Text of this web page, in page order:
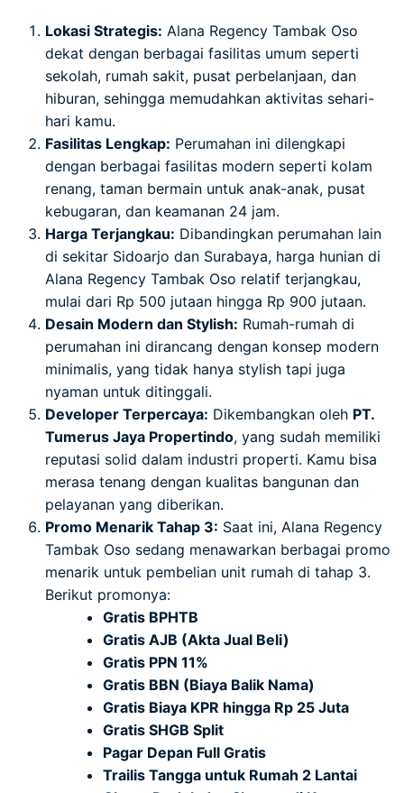
Lokasi Strategis: Alana Regency Tambak Oso
dekat dengan berbagai fasilitas umum seperti
sekolah, rumah sakit, pusat perbelanjaan, dan
hiburan, sehingga memudahkan aktivitas sehari-
hari kamu.
Fasilitas Lengkap: Perumahan ini dilengkapi
dengan berbagai fasilitas modern seperti kolam
renang, taman bermain untuk anak-anak, pusat
kebugaran, dan keamanan 24 jam.
Harga Terjangkau: Dibandingkan perumahan lain
di sekitar Sidoarjo dan Surabaya, harga hunian di
Alana Regency Tambak Oso relatif terjangkau,
mulai dari Rp 500 jutaan hingga Rp 900 jutaan.
Desain Modern dan Stylish: Rumah-rumah di
perumahan ini dirancang dengan konsep modern
minimalis, yang tidak hanya stylish tapi juga
nyaman untuk ditinggali.
Developer Terpercaya: Dikembangkan oleh PT.
Tumerus Jaya Propertindo, yang sudah memiliki
reputasi solid dalam industri properti. Kamu bisa
merasa tenang dengan kualitas bangunan dan
pelayanan yang diberikan.
Promo Menarik Tahap 3: Saat ini, Alana Regency
Tambak Oso sedang menawarkan berbagai promo
menarik untuk pembelian unit rumah di tahap 3.
Berikut promonya:
Gratis BPHTB
Gratis AJB (Akta Jual Beli)
Gratis PPN 11%
Gratis BBN (Biaya Balik Nama)
Gratis Biaya KPR hingga Rp 25 Juta
Gratis SHGB Split
Pagar Depan Full Gratis
Trailis Tangga untuk Rumah 2 Lantai